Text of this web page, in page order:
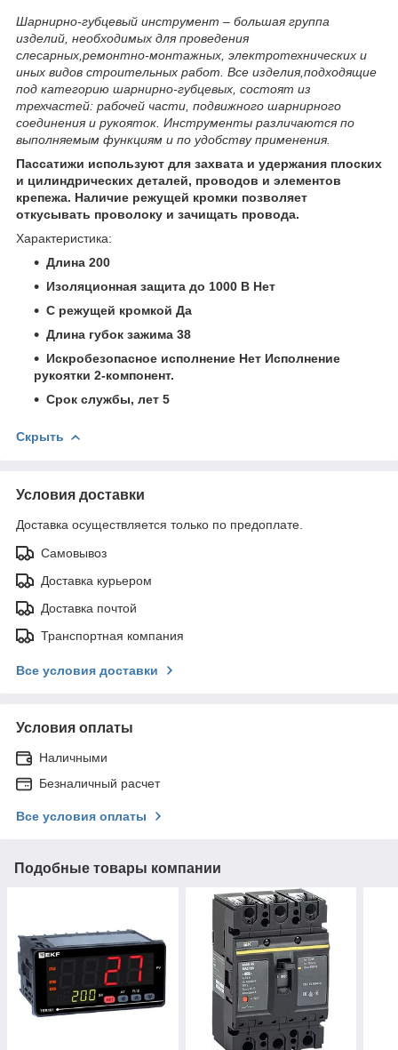
Шарнирно-губцевый инструмент – большая группа
изделий, необходимых для проведения
слесарных,ремонтно-монтажных, электротехнических и
иных видов строительных работ. Все изделия,подходящие
под категорию шарнирно-губцевых, состоят из
трехчастей: рабочей части, подвижного шарнирного
соединения и рукояток. Инструменты различаются по
выполняемым функциям и по удобству применения.
Пассатижи используют для захвата и удержания плоских
и цилиндрических деталей, проводов и элементов
крепежа. Наличие режущей кромки позволяет
откусывать проволоку и зачищать провода.
Характеристика:
Длина 200
Изоляционная защита до 1000 В Нет
С режущей кромкой Да
Длина губок зажима 38
Искробезопасное исполнение Нет Исполнение
рукоятки 2-компонент.
Срок службы, лет 5
Скрыть
Условия доставки
Доставка осуществляется только по предоплате.
Самовывоз
Доставка курьером
Доставка почтой
Транспортная компания
Все условия доставки
Условия оплаты
Наличными
Безналичный расчет
Все условия оплаты
Подобные товары компании